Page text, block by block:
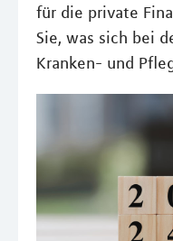
für die private
Sie, was sich bei
Kranken- und